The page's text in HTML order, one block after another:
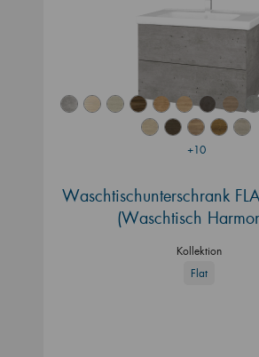
+10
Waschtischunterschrank
(Waschtisch
Kollektion
Flat